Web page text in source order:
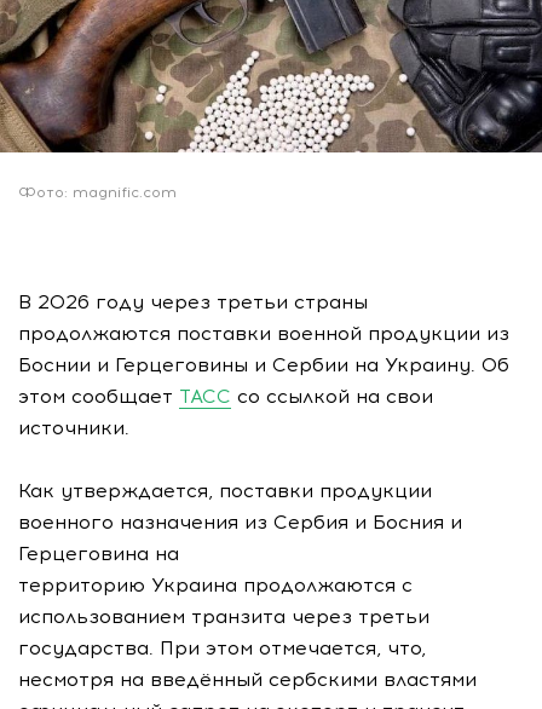
Фото: magnific.com
В 2026 году через третьи страны
продолжаются поставки военной продукции из
Боснии и Герцеговины и Сербии на Украину. Об
этом сообщает ТАСС со ссылкой на свои
источники.
Как утверждается, поставки продукции
военного назначения из Сербия и Босния и
Герцеговина на
территорию Украина продолжаются с
использованием транзита через третьи
государства. При этом отмечается, что,
несмотря на введённый сербскими властями